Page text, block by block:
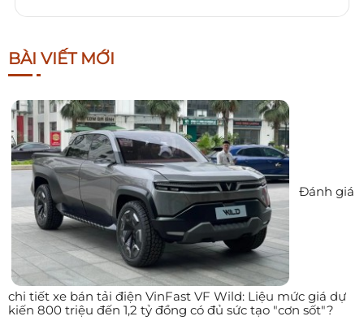
BÀI VIẾT MỚI
Đánh giá
chi tiết xe bán tải điện VinFast VF Wild: Liệu mức giá dự
kiến 800 triệu đến 1,2 tỷ đồng có đủ sức tạo "cơn sốt"?